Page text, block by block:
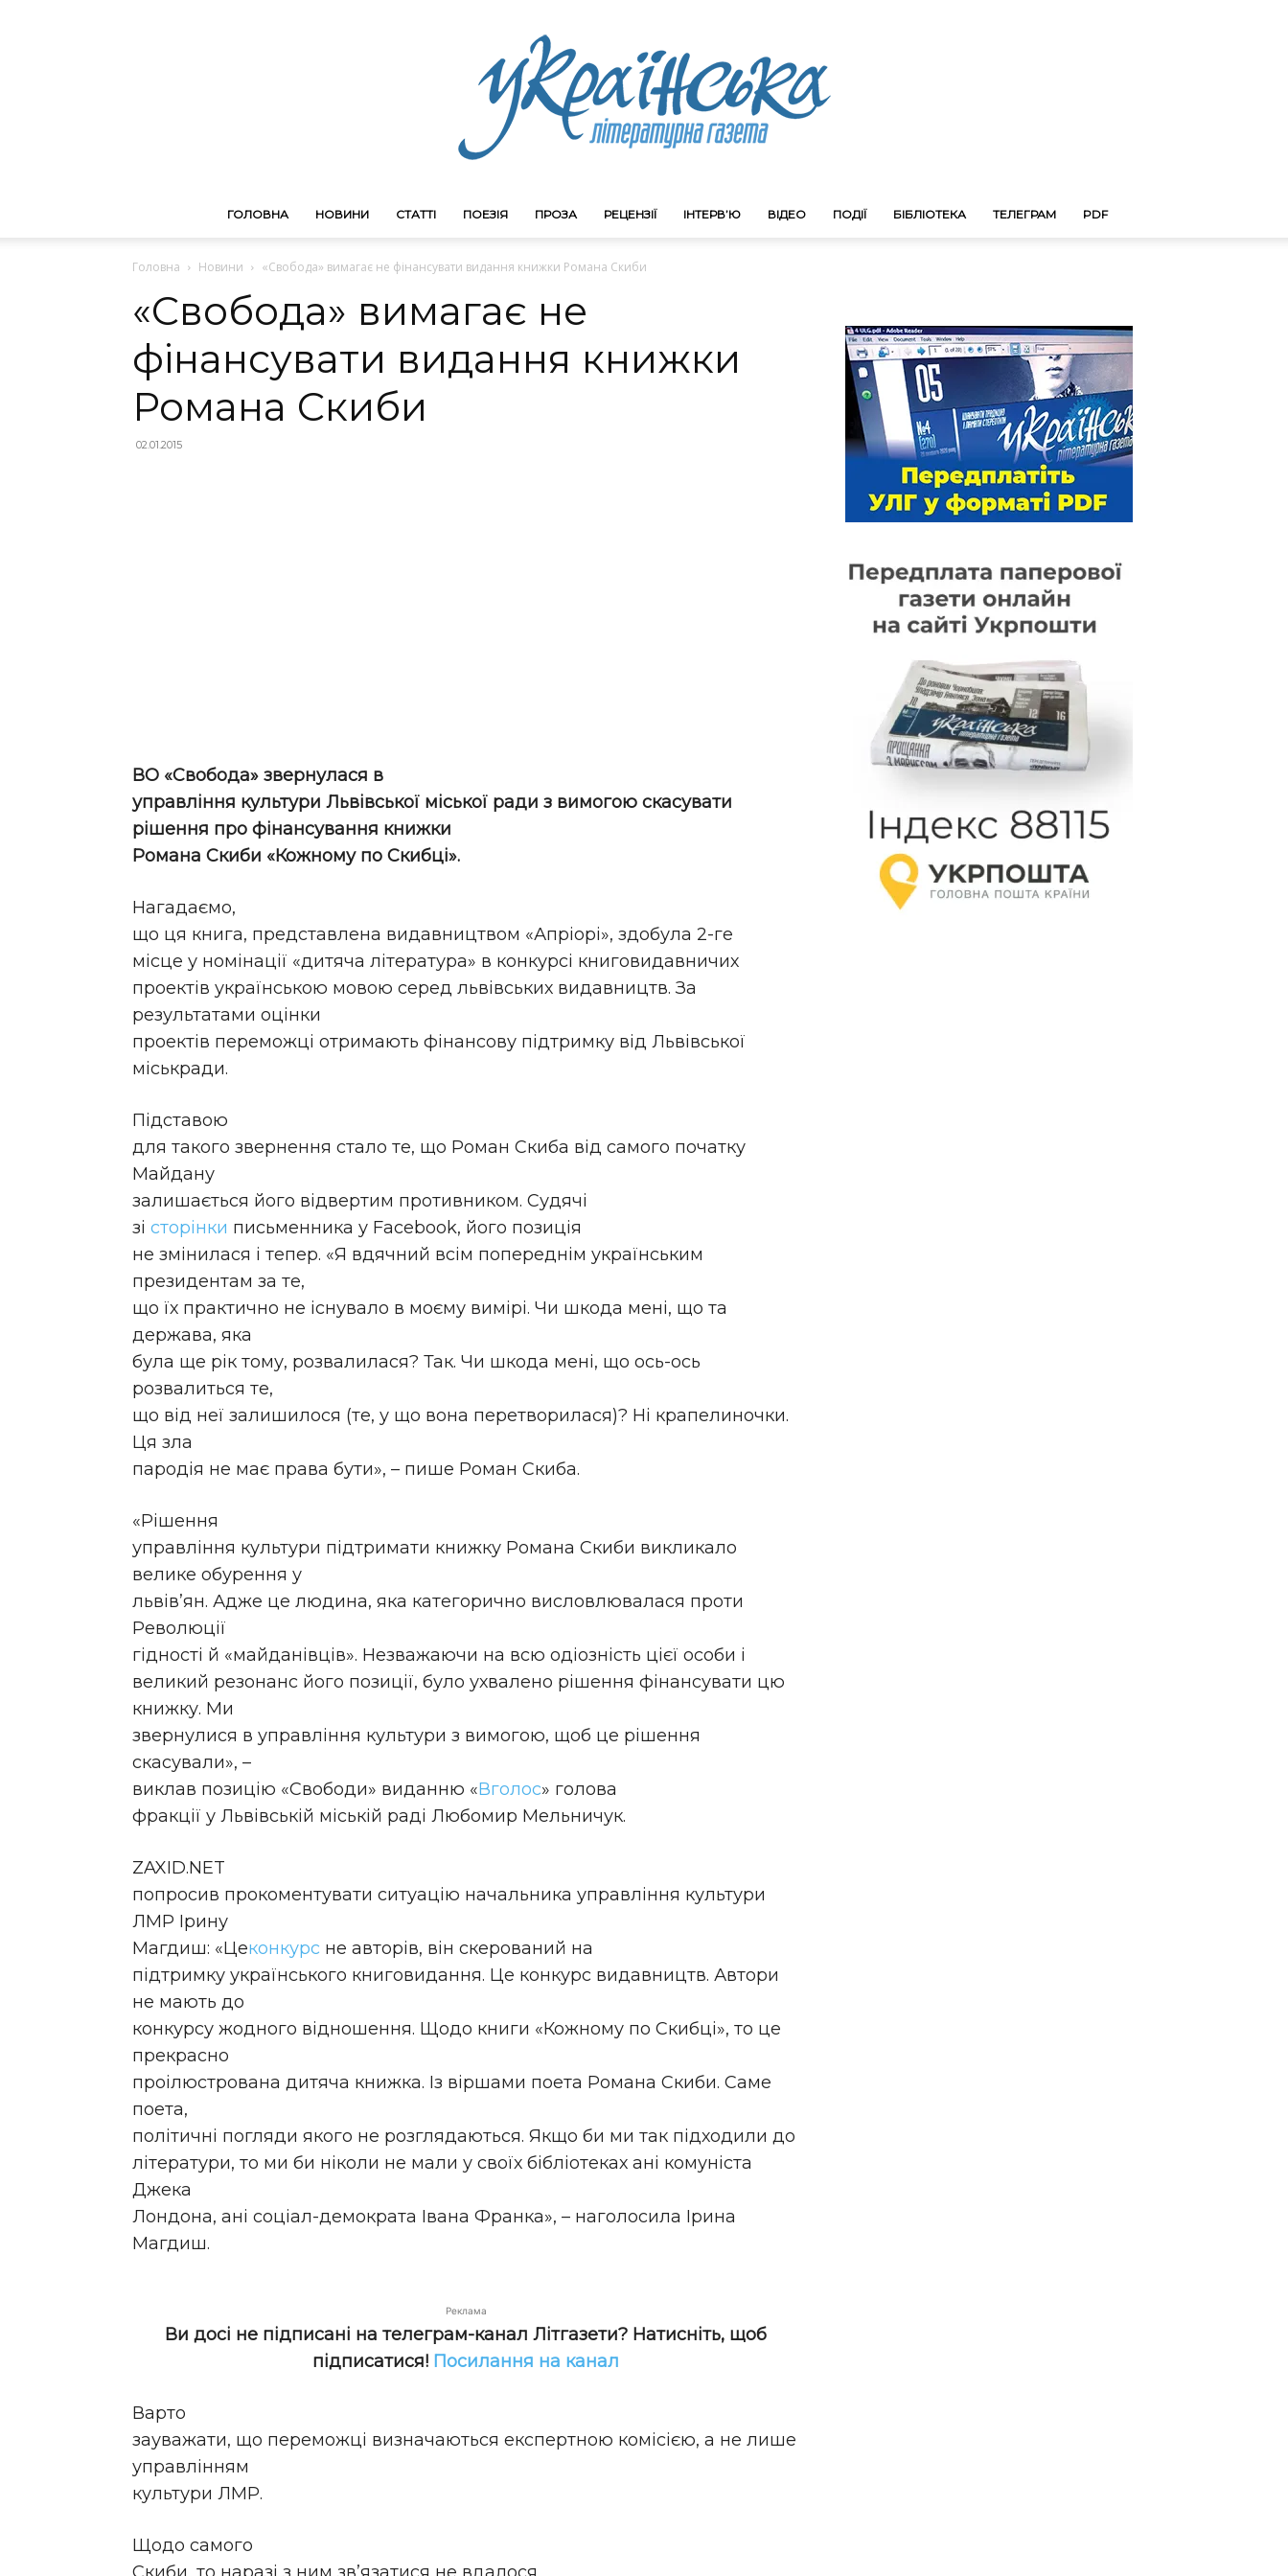
ГОЛОВНА НОВИНИ СТАТТІ ПОЕЗІЯ ПРОЗА РЕЦЕНЗІЇ ІНТЕРВ’Ю ВІДЕО ПОДІЇ БІБЛІОТЕКА ТЕЛЕГРАМ PDF
Головна Новини «Свобода» вимагає не фінансувати видання книжки Романа Скиби
«Свобода» вимагає не
фінансувати видання книжки
Романа Скиби
02.01.2015
ВО «Свобода» звернулася в
управління культури Львівської міської ради з вимогою скасувати
рішення про фінансування книжки
Романа Скиби «Кожному по Скибці».
Нагадаємо,
що ця книга, представлена видавництвом «Апріорі», здобула 2-ге
місце у номінації «дитяча література» в конкурсі книговидавничих
проектів українською мовою серед львівських видавництв. За
результатами оцінки
проектів переможці отримають фінансову підтримку від Львівської
міськради.
Підставою
для такого звернення стало те, що Роман Скиба від самого початку
Майдану
залишається його відвертим противником. Судячі
зі сторінки письменника у Fаcebook, його позиція
не змінилася і тепер. «Я вдячний всім попереднім українським
президентам за те,
що їх практично не існувало в моєму вимірі. Чи шкода мені, що та
держава, яка
була ще рік тому, розвалилася? Так. Чи шкода мені, що ось-ось
розвалиться те,
що від неї залишилося (те, у що вона перетворилася)? Ні крапелиночки.
Ця зла
пародія не має права бути», – пише Роман Скиба.
«Рішення
управління культури підтримати книжку Романа Скиби викликало
велике обурення у
львів’ян. Адже це людина, яка категорично висловлювалася проти
Революції
гідності й «майданівців». Незважаючи на всю одіозність цієї особи і
великий резонанс його позиції, було ухвалено рішення фінансувати цю
книжку. Ми
звернулися в управління культури з вимогою, щоб це рішення
скасували», –
виклав позицію «Свободи» виданню «Вголос» голова
фракції у Львівській міській раді Любомир Мельничук.
ZAXID.NET
попросив прокоментувати ситуацію начальника управління культури
ЛМР Ірину
Магдиш: «Цеконкурс не авторів, він скерований на
підтримку українського книговидання. Це конкурс видавництв. Автори
не мають до
конкурсу жодного відношення. Щодо книги «Кожному по Скибці», то це
прекрасно
проілюстрована дитяча книжка. Із віршами поета Романа Скиби. Саме
поета,
політичні погляди якого не розглядаються. Якщо би ми так підходили до
літератури, то ми би ніколи не мали у своїх бібліотеках ані комуніста
Джека
Лондона, ані соціал-демократа Івана Франка», – наголосила Ірина
Магдиш.
Реклама
Ви досі не підписані на телеграм-канал Літгазети? Натисніть, щоб
підписатися! Посилання на канал
Варто
зауважати, що переможці визначаються експертною комісією, а не лише
управлінням
культури ЛМР.
Щодо самого